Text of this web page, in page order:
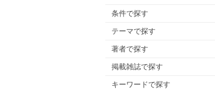
条件で探す
テーマで探す
著者で探す
掲載雑誌で探す
キーワードで探す